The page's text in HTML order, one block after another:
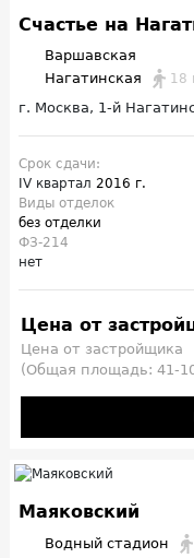
Счастье на
Варшавская
Нагатинская
18
г. Москва, 1-й
Срок сдачи:
IV квартал 2016 г.
Виды отделок
без отделки
ФЗ-214
нет
Цена от
Цена от застройщика
(Общая площадь: 41-
Маяковский
Водный стадион